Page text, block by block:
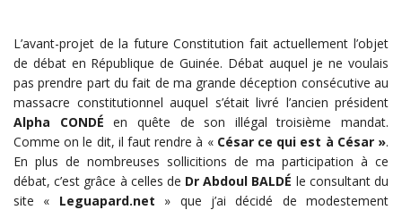
L’avant-projet de la future Constitution fait actuellement l’objet
de débat en République de Guinée. Débat auquel je ne voulais
pas prendre part du fait de ma grande déception consécutive au
massacre constitutionnel auquel s’était livré l’ancien président
Alpha CONDÉ en quête de son illégal troisième mandat.
Comme on le dit, il faut rendre à « César ce qui est à César ».
En plus de nombreuses sollicitions de ma participation à ce
débat, c’est grâce à celles de Dr Abdoul BALDÉ le consultant du
site « Leguapard.net » que j’ai décidé de modestement